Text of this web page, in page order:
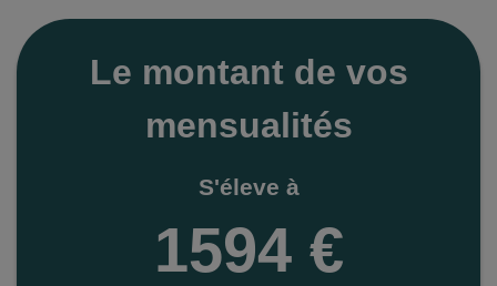
Le montant de vos
mensualités
S'éleve à
1594 €